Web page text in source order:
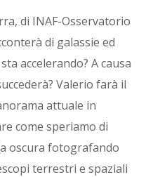
di INAF-Osservatorio
di galassie ed
accelerando? A causa
Valerio farà il
attuale in
come speriamo di
oscura fotografando
terrestri e spaziali